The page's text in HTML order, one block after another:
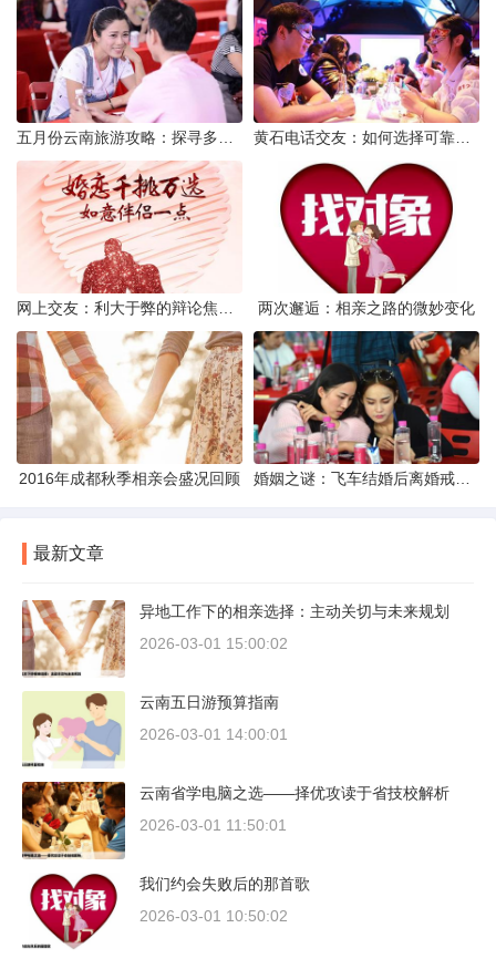
两次邂逅：相亲之路的微妙变化
2016年成都秋季相亲会盛况回顾
最新文章
异地工作下的相亲选择：主动关切与未来规划
2026-03-01 15:00:02
云南五日游预算指南
2026-03-01 14:00:01
云南省学电脑之选——择优攻读于省技校解析
2026-03-01 11:50:01
我们约会失败后的那首歌
2026-03-01 10:50:02